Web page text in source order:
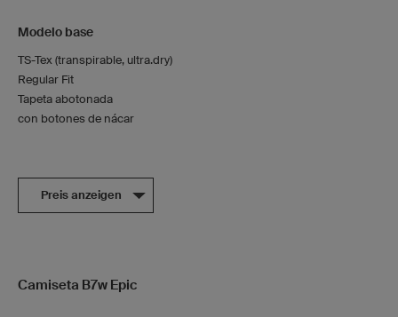
Modelo base
TS-Tex (transpirable, ultra.dry)
Regular Fit
Tapeta abotonada
con botones de nácar
Preis anzeigen
Camiseta B7w Epic